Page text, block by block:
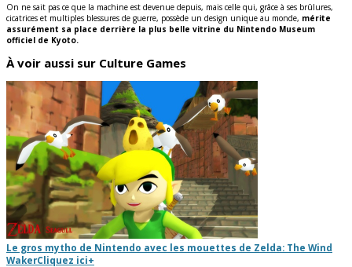
On ne sait pas ce que la machine est devenue depuis, mais celle qui, grâce à ses brûlures,
cicatrices et multiples blessures de guerre, possède un design unique au monde, mérite
assurément sa place derrière la plus belle vitrine du Nintendo Museum
officiel de Kyoto.
À voir aussi sur Culture Games
Le gros mytho de Nintendo avec les mouettes de Zelda: The Wind
WakerCliquez ici+